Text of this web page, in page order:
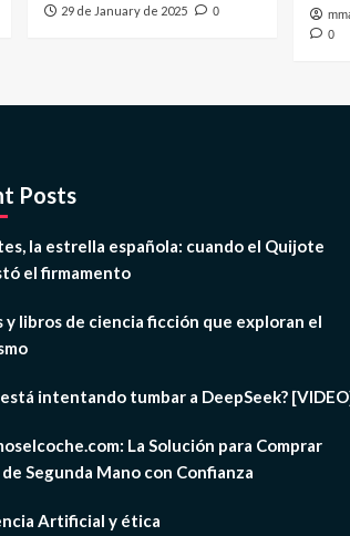
29 de January de 2025 0
0
Posts
la estrella española: cuando el Quijote
el firmamento
y libros de ciencia ficción que exploran el
intentando tumbar a DeepSeek?
La Solución para Comprar
Segunda Mano con Confianza
Artificial y ética